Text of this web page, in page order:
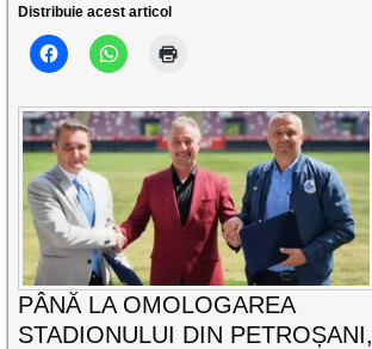
Distribuie acest articol
PÂNĂ LA OMOLOGAREA
STADIONULUI DIN PETROȘANI,